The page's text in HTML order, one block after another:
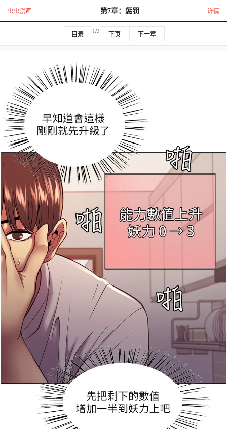
虫虫漫画 第7章：惩罚 详情
目录 1/3 下页 下一章